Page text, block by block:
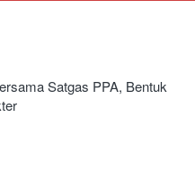
Satgas PPA, Bentuk